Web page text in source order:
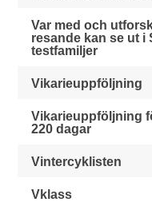
Var med och
resande kan se ut i
testfamiljer
Vikarieuppföljning
Vikarieuppföljning
220 dagar
Vintercyklisten
Vklass